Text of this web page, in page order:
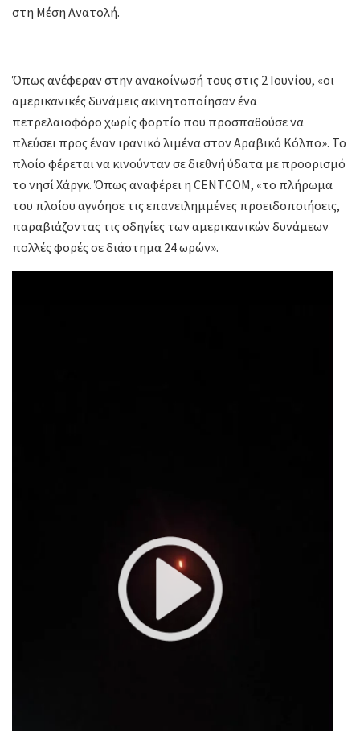
στη Μέση Ανατολή.
Όπως ανέφεραν στην ανακοίνωσή τους στις 2 Ιουνίου, «οι
αμερικανικές δυνάμεις ακινητοποίησαν ένα
πετρελαιοφόρο χωρίς φορτίο που προσπαθούσε να
πλεύσει προς έναν ιρανικό λιμένα στον Αραβικό Κόλπο». Το
πλοίο φέρεται να κινούνταν σε διεθνή ύδατα με προορισμό
το νησί Χάργκ. Όπως αναφέρει η CENTCOM, «το πλήρωμα
του πλοίου αγνόησε τις επανειλημμένες προειδοποιήσεις,
παραβιάζοντας τις οδηγίες των αμερικανικών δυνάμεων
πολλές φορές σε διάστημα 24 ωρών».